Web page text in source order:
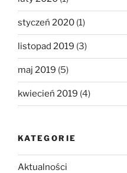
styczeń 2020 (1)
listopad 2019 (3)
maj 2019 (5)
kwiecień 2019 (4)
KATEGORIE
Aktualności